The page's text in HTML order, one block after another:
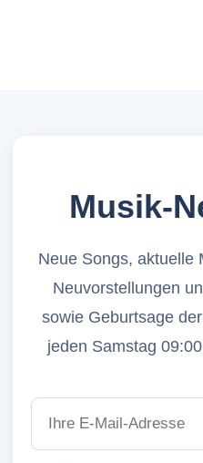
Musik-
Neue Songs, aktuelle
Neuvorstellungen
sowie Geburtsage
jeden Samstag